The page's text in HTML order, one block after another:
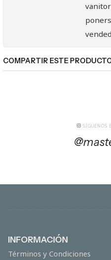
COMPARTIR ESTE
SÍGUENOS
INFORMACIÓN
Términos y Condiciones